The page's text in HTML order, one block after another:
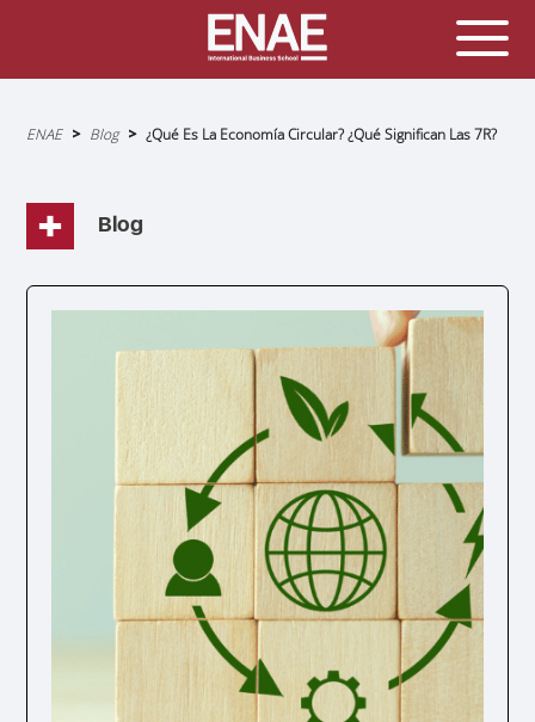
Sobrescribir
la
navegación
ENAE Blog ¿Qué Es La Economía Circular? ¿Qué Significan Las 7R?
Blog